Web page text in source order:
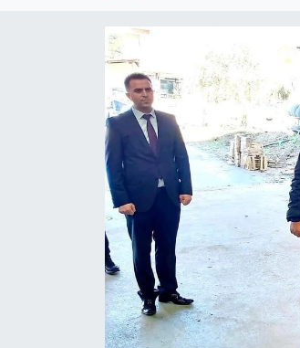
EKONOMİ
KÜLTÜR SANAT
Son Dakika Haberleri
Haber Arşivi